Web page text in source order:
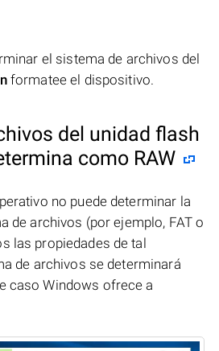
el sistema de archivos del
formatee el dispositivo.
del unidad flash
como RAW
no puede determinar la
de archivos (por ejemplo, FAT o
las propiedades de tal
de archivos se determinará
caso Windows ofrece a